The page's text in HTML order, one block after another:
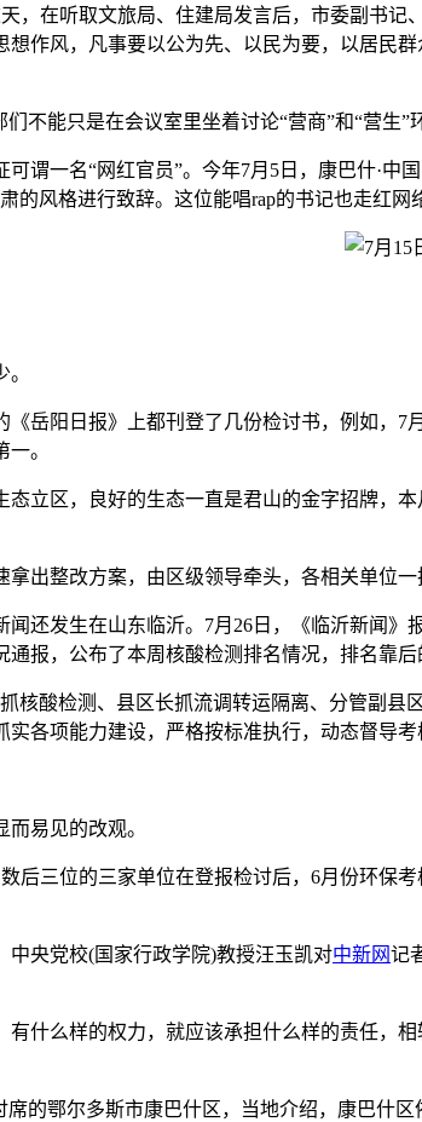
在听取文旅局、住建局发言后，市委副书记
想作风，凡事要以公为先、以民为要，以居民
能只是在会议室里坐着讨论“营商”和“营生”
一名“网红官员”。今年7月5日，康巴什·中
的风格进行致辞。这位能唱rap的书记也走红网
岳阳日报》上都刊登了几份检讨书，例如，7
。
区，良好的生态一直是君山的金字招牌，
整改方案，由区级领导牵头，各相关单位一
发生在山东临沂。7月26日，《临沂新闻》
报，公布了本周核酸检测排名情况，排名靠后
酸检测、县区长抓流调转运隔离、分管副县
各项能力建设，严格按标准执行，动态督导考
易见的改观。
三位的三家单位在登报检讨后，6月份环保
央党校(国家行政学院)教授汪玉凯对中新网记
么样的权力，就应该承担什么样的责任，相
鄂尔多斯市康巴什区，当地介绍，康巴什区